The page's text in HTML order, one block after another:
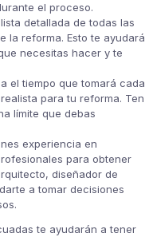
el proceso.
detallada de todas las
la reforma. Esto te ayudará
necesitas hacer y te
el tiempo que tomará cada
para tu reforma. Ten
límite que debas
experiencia en
para obtener
diseñador de
a tomar decisiones
te ayudarán a tener